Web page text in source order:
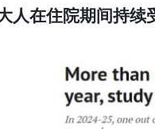
人在住院期间持续